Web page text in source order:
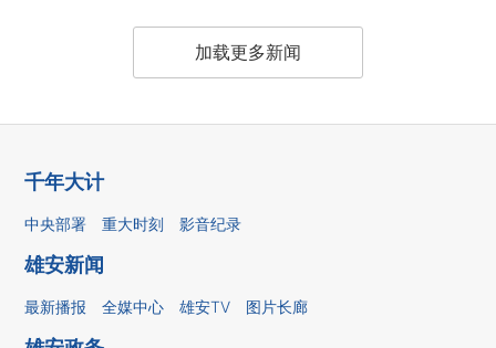
加载更多新闻
千年大计
中央部署 重大时刻 影音纪录
雄安新闻
最新播报 全媒中心 雄安TV 图片长廊